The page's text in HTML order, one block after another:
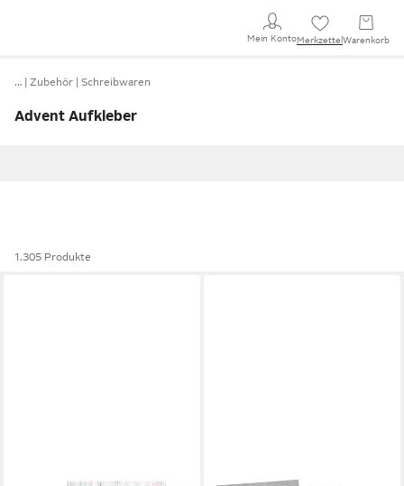
Mein KontoMerkzettel Warenkorb
… Zubehör Schreibwaren
Advent Aufkleber
1.305 Produkte